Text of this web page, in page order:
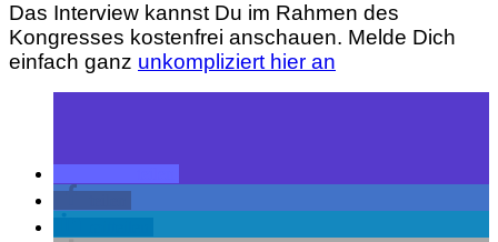
Das Interview kannst Du im Rahmen des
Kongresses kostenfrei anschauen. Melde Dich
einfach ganz unkompliziert hier an